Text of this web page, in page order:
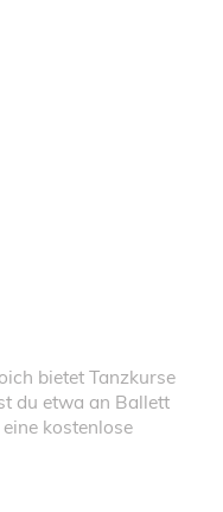
bietet Tanzkurse
du etwa an Ballett
kostenlose